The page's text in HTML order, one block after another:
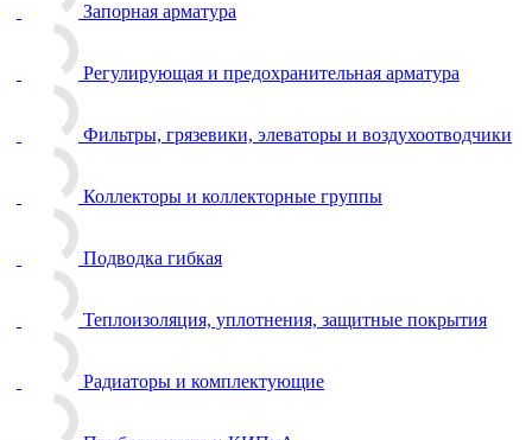
Запорная арматура
Регулирующая и предохранительная арматура
Фильтры, грязевики, элеваторы и воздухоотводчики
Коллекторы и коллекторные группы
Подводка гибкая
Теплоизоляция, уплотнения, защитные покрытия
Радиаторы и комплектующие